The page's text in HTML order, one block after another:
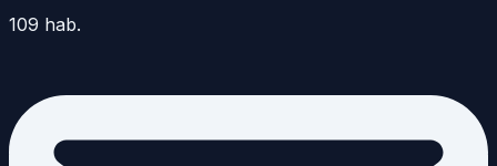
109 hab.